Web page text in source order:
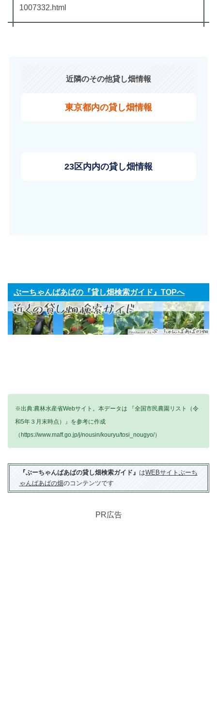
1007332.html
近隣のその他貸し畑情報
東京都内の貸し畑情報
23区内内の貸し畑情報
ぶーちゃんばあばの『貸し畑検索ガイド』TOPへ
※出典:農林水産省Webサイト。本データは 『全国市民農園リスト（令
和5年３月末時点）』を参考に作成
（https://www.maff.go.jp/j/nousin/kouryu/tosi_nougyo/）
『ぶーちゃんばあばの貸し畑検索ガイド』 はWEBサイトぶーち
ゃんばあばの畑のコンテンツです
PR広告